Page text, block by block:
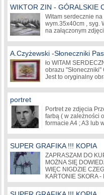
WIKTOR ZIN - GÓRALSKIE
Witam serdecznie
wym.35x40cm , syg.
na załączonym
A.Czyżewski -Słoneczniki
ło WITAM
obrazu
Jest to oryginalny
portret
Portret ze zdjęcia
farbą ( w zależności
formacie A4 ; A3 lub
SUPER GRAFIKA !!! KOPIA
ZAPRASZAM DO
MOŻNA SIĘ
WIĘC NIGDZIE
KARTONIE SKORA